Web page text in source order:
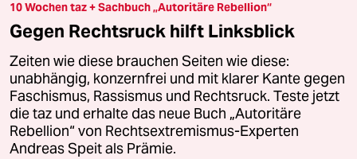
10 Wochen taz + Sachbuch „Autoritäre Rebellion“
Gegen Rechtsruck hilft Linksblick
Zeiten wie diese brauchen Seiten wie diese:
unabhängig, konzernfrei und mit klarer Kante gegen
Faschismus, Rassismus und Rechtsruck. Teste jetzt
die taz und erhalte das neue Buch „Autoritäre
Rebellion“ von Rechtsextremismus-Experten
Andreas Speit als Prämie.